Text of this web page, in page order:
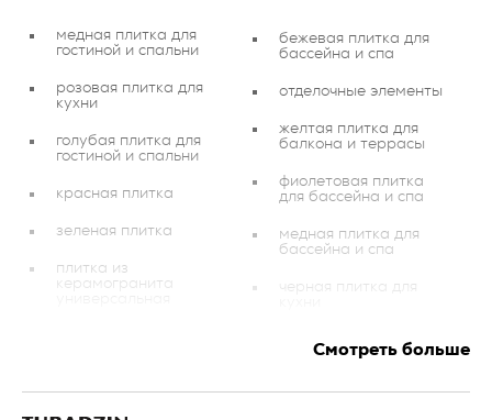
медная плитка для
гостиной и спальни
розовая плитка для
кухни
голубая плитка для
гостиной и спальни
красная плитка
зеленая плитка
плитка из
керамогранита
вестибюль и прихожая
бежевая плитка для
бассейна и спа
отделочные элементы
желтая плитка для
балкона и террасы
фиолетовая плитка
для бассейна и спа
медная плитка для
бассейна и спа
черная плитка для
красная плитка для
гостиной и спальни
золотистая плитка для
Смотреть больше